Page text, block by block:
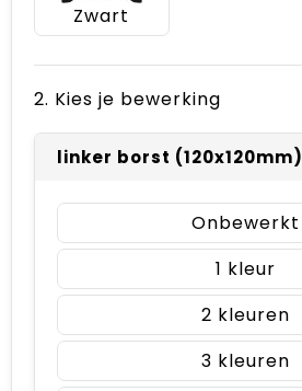
Zwart
2. Kies je bewerking
linker borst (120x120mm)
Onbewerkt
1
2
3